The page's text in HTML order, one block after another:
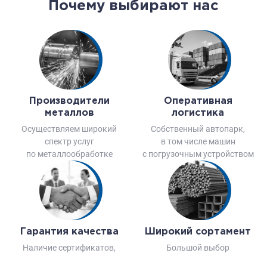
Почему выбирают нас
Производители
металлов
Осуществляем широкий
спектр услуг
по металлообработке
Оперативная
логистика
Собственный автопарк,
в том числе машин
с погрузочным устройством
Гарантия качества
Наличие сертификатов,
Широкий сортамент
Большой выбор